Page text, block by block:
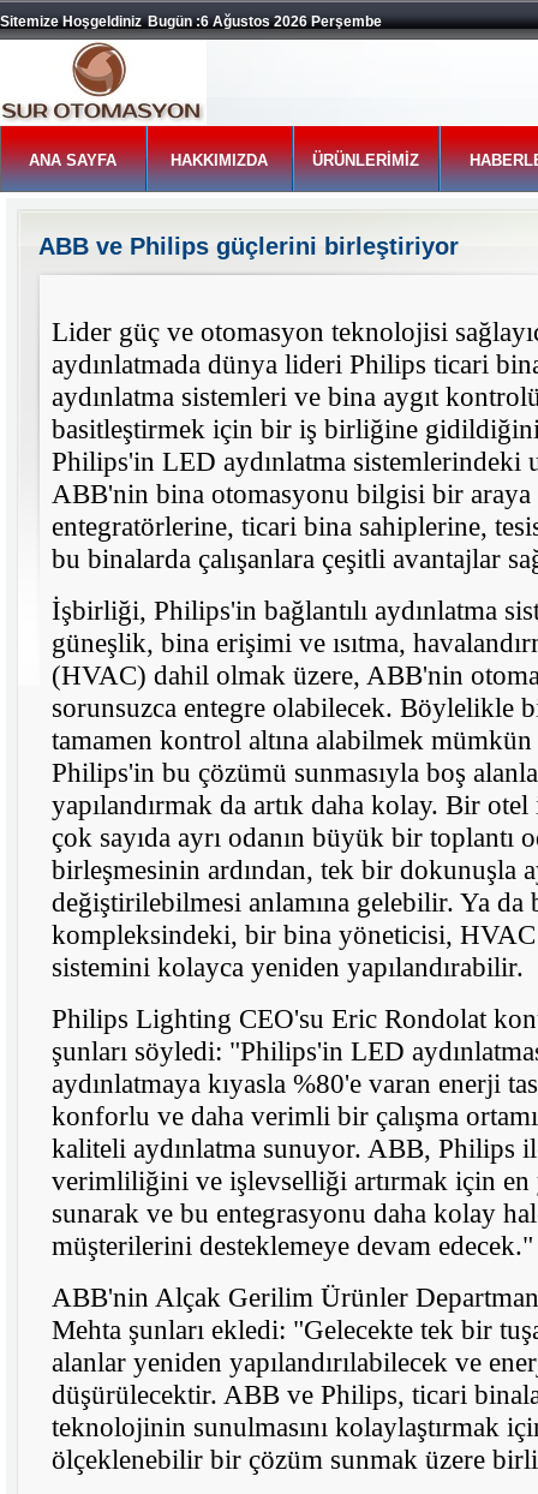
Sitemize Hoşgeldiniz Bugün :6 Ağustos 2026 Perşembe
ANA SAYFA HAKKIMIZDA ÜRÜNLERİMİZ
ABB ve Philips güçlerini birleştiriyor
Lider güç ve otomasyon teknolojisi
aydınlatmada dünya lideri Philips ticari
aydınlatma sistemleri ve bina aygıt
basitleştirmek için bir iş birliğine
Philips'in LED aydınlatma sistemlerindeki
ABB'nin bina otomasyonu bilgisi bir araya
entegratörlerine, ticari bina sahiplerine,
bu binalarda çalışanlara çeşitli avantajlar
İşbirliği, Philips'in bağlantılı aydınlatma
güneşlik, bina erişimi ve ısıtma,
(HVAC) dahil olmak üzere, ABB'nin
sorunsuzca entegre olabilecek. Böylelikle
tamamen kontrol altına alabilmek
Philips'in bu çözümü sunmasıyla boş
yapılandırmak da artık daha kolay. Bir
çok sayıda ayrı odanın büyük bir toplantı
birleşmesinin ardından, tek bir dokunuşla
değiştirilebilmesi anlamına gelebilir. Ya da
kompleksindeki, bir bina yöneticisi, HVAC
sistemini kolayca yeniden yapılandırabilir.
Philips Lighting CEO'su Eric Rondolat
şunları söyledi: "Philips'in LED
aydınlatmaya kıyasla %80'e varan enerji
konforlu ve daha verimli bir çalışma
kaliteli aydınlatma sunuyor. ABB, Philips
verimliliğini ve işlevselliği artırmak için
sunarak ve bu entegrasyonu daha kolay
müşterilerini desteklemeye devam edecek."
ABB'nin Alçak Gerilim Ürünler
Mehta şunları ekledi: "Gelecekte tek bir
alanlar yeniden yapılandırılabilecek ve
düşürülecektir. ABB ve Philips, ticari
teknolojinin sunulmasını kolaylaştırmak
ölçeklenebilir bir çözüm sunmak üzere